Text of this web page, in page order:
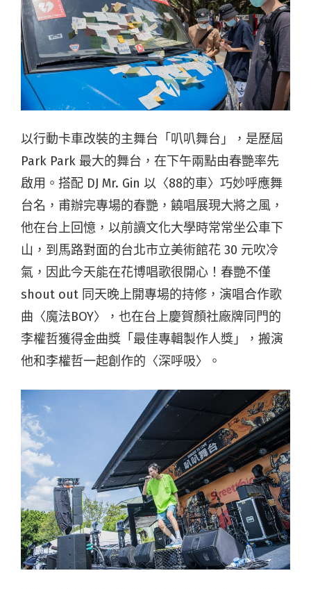
以行動卡車改裝的主舞台「叭叭舞台」，是歷屆
Park Park 最大的舞台，在下午兩點由春艷率先
啟用。搭配 DJ Mr. Gin 以〈88的車〉巧妙呼應舞
台名，甫辦完專場的春艷，饒唱展現大將之風，
他在台上回憶，以前讀文化大學時常常坐公車下
山，到馬路對面的台北市立美術館花 30 元吹冷
氣，因此今天能在花博唱歌很開心！春艷不僅
shout out 同天晚上開專場的持修，演唱合作歌
曲〈魔法BOY〉，也在台上慶賀顏社廠牌同門的
李權哲獲得金曲獎「最佳專輯製作人獎」，搬演
他和李權哲一起創作的〈深呼吸〉。